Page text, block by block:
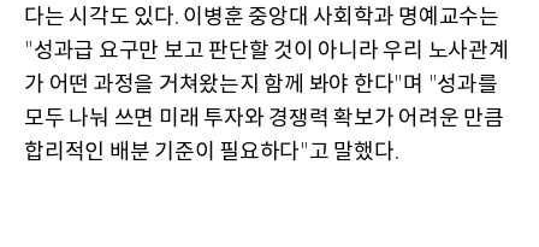
다는 시각도 있다. 이병훈 중앙대 사회학과 명예교수는
"성과급 요구만 보고 판단할 것이 아니라 우리 노사관계
가 어떤 과정을 거쳐왔는지 함께 봐야 한다"며 "성과를
모두 나눠 쓰면 미래 투자와 경쟁력 확보가 어려운 만큼
합리적인 배분 기준이 필요하다"고 말했다.